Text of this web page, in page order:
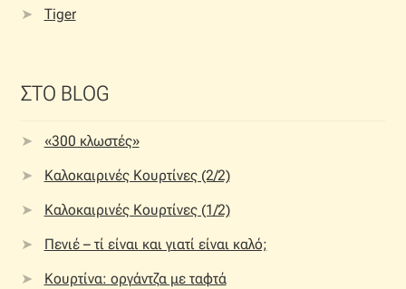
Tiger
ΣΤΟ BLOG
«300 κλωστές»
Καλοκαιρινές Κουρτίνες (2/2)
Καλοκαιρινές Κουρτίνες (1/2)
Πενιέ – τί είναι και γιατί είναι καλό;
Κουρτίνα: οργάντζα με ταφτά